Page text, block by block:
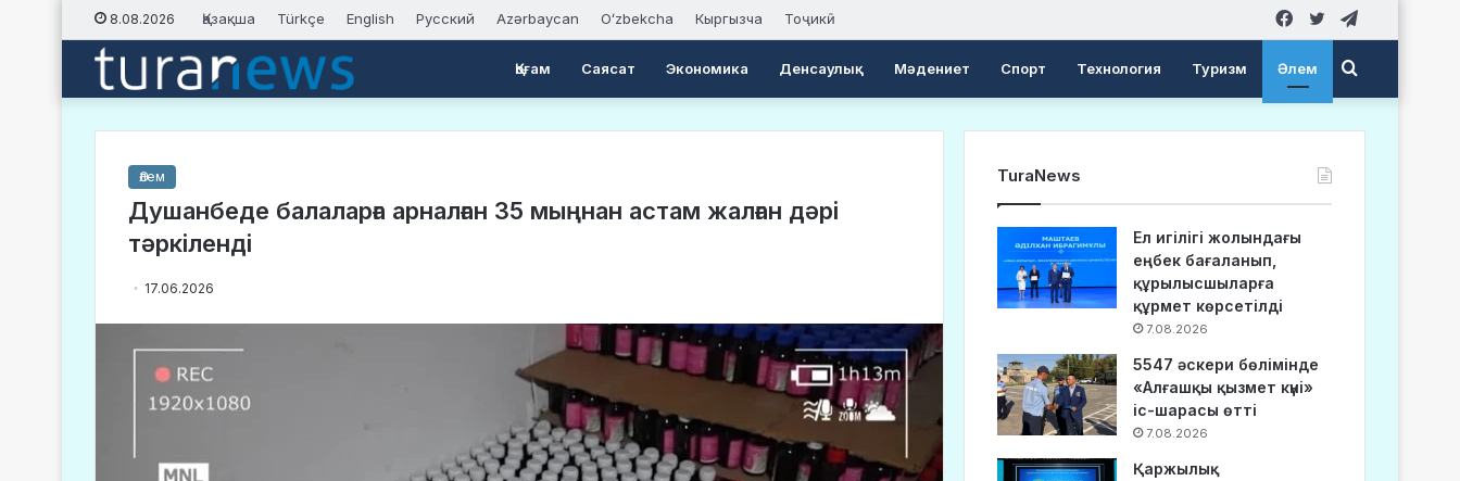
8.08.2026 Қазақша Türkçe English Русский Azərbaycan Oʻzbekcha Кыргызча Тоҷикӣ Twitter
Facebook
Қоғам Саясат Экономика Денсаулық Мәдениет Спорт Технология Туризм Әлем Search
for
Әлем
Душанбеде балаларға арналған 35 мыңнан астам жалған дәрі
тәркіленді
17.06.2026
TuraNews
Ел игілігі жолындағы
еңбек бағаланып,
құрылысшыларға
құрмет көрсетілді
7.08.2026
5547 әскери бөлімінде
«Алғашқы қызмет күні»
іс-шарасы өтті
7.08.2026
Қаржылық